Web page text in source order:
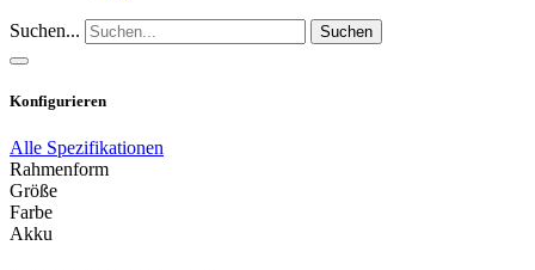
Suchen... Suchen
Konfigurieren
Alle Spezifikationen
Rahmenform
Größe
Farbe
Akku